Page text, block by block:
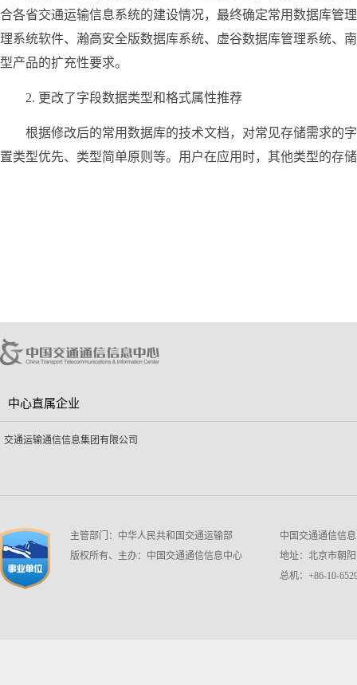
合各省交通运输信息系统的建设情况，最终确定常用数据库管
理系统软件、瀚高安全版数据库系统、虚谷数据库管理系统、
型产品的扩充性要求。
2. 更改了字段数据类型和格式属性推荐
根据修改后的常用数据库的技术文档，对常见存储需求的
置类型优先、类型简单原则等。用户在应用时，其他类型的存
中心直属企业
交通运输通信信息集团有限公司
主管部门：中华人民共和国交通运输部
版权所有、主办：中国交通通信信息中心
中国交通通信信
地址：北京市朝
总机：+86-10-